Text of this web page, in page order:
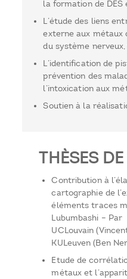
la formation de DES
L’étude des liens
externe aux métaux
du système
L’identification de
prévention des
l’intoxication aux
Soutien à la
THÈSES
Contribution à
cartographie de
éléments traces
Lubumbashi –
UCLouvain
KULeuven (Ben
Etude de
métaux et